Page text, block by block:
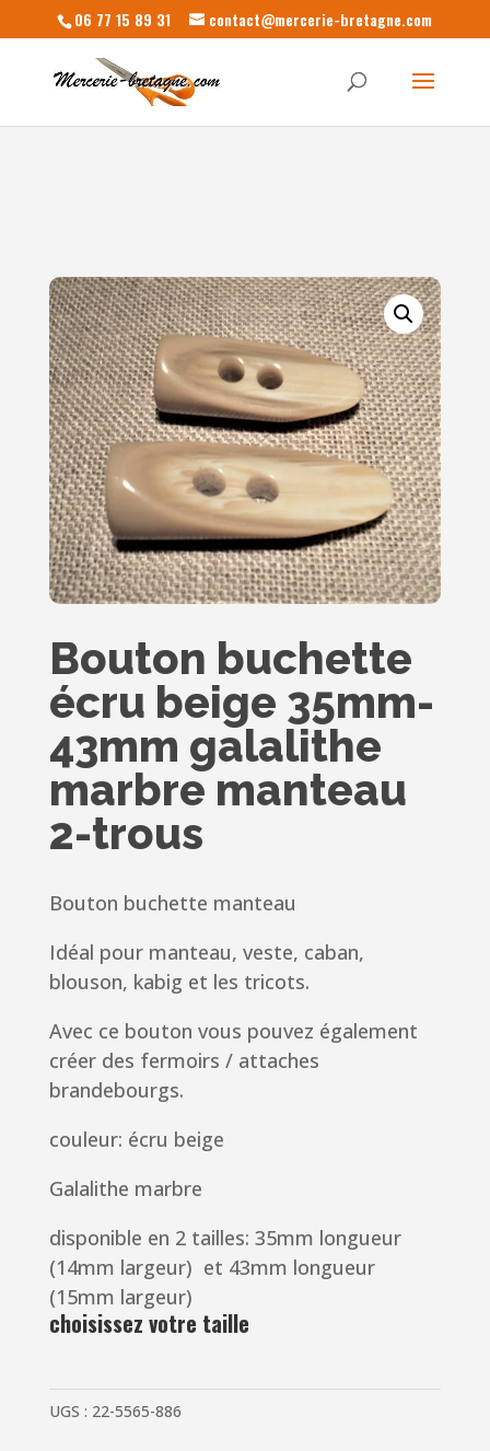
06 77 15 89 31 contact@mercerie-bretagne.com
Bouton buchette
écru beige 35mm-
43mm galalithe
marbre manteau
2-trous
Bouton buchette manteau
Idéal pour manteau, veste, caban,
blouson, kabig et les tricots.
Avec ce bouton vous pouvez également
créer des fermoirs / attaches
brandebourgs.
couleur: écru beige
Galalithe marbre
disponible en 2 tailles: 35mm longueur
(14mm largeur) et 43mm longueur
(15mm largeur)
choisissez votre taille
UGS : 22-5565-886